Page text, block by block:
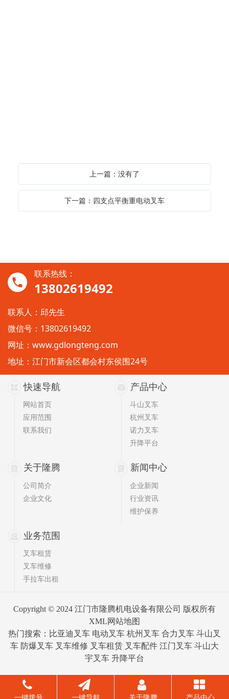
上一篇：没有了
下一篇：四支点平衡重电动叉车
快速导航
网站首页
应用范围
联系我们
产品中心
斗山叉车
杭州叉车
诺力叉车
升降平台
关于隆腾
公司简介
企业文化
新闻中心
企业新闻
行业资讯
维护保养
业务范围
叉车租赁
叉车维修
手拉车出租
Copyright © 2024 江门市隆腾机电设备有限公司 版权所有
XML网站地图
热门搜索：比亚迪叉车 电动叉车 杭州叉车 合力叉车 斗山叉
车 防爆叉车 叉车维修 叉车租赁 叉车配件 江门叉车 斗山大
宇叉车 升降平台
联系热线：
13802619492
联系人：邱先生
微信号：13802619492
网址： www.gdlongteng.com
地址：江门市新会区都会村东侯围24号